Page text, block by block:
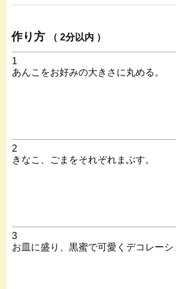
作り方 （ 2分以内 ）
1
あんこをお好みの大きさに丸める。
2
きなこ、ごまをそれぞれまぶす。
3
お皿に盛り、黒蜜で可愛くデコレーシ